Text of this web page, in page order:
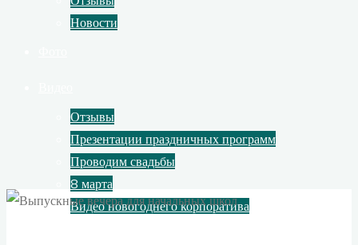
Новости
Отзывы
Презентации праздничных программ
Проводим свадьбы
8 марта
Видео новогоднего корпоратива